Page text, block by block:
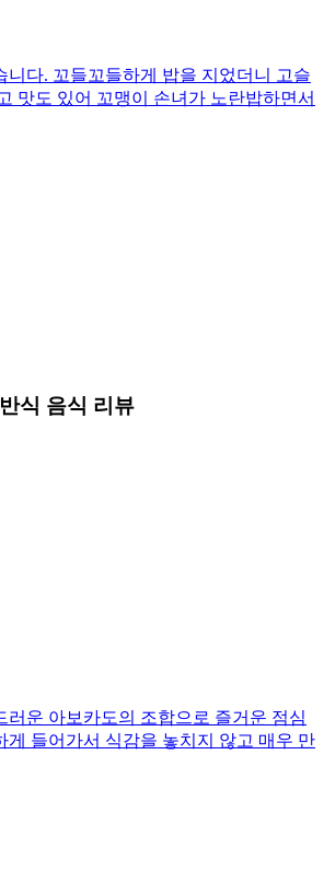
니다. 꼬들꼬들하게 밥을 지었더니 고슬
맛도 있어 꼬맹이 손녀가 노란밥하면서
식 음식 리뷰
러운 아보카도의 조합으로 즐거운 점심
게 들어가서 식감을 놓치지 않고 매우 만